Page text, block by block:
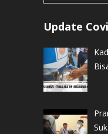
Update